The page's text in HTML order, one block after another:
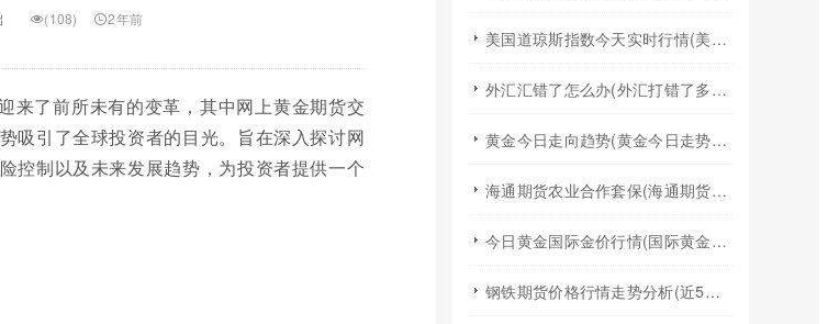
(108) 2年前
来了前所未有的变革，其中网上黄金期货交
吸引了全球投资者的目光。旨在深入探讨网
控制以及未来发展趋势，为投资者提供一个
美国道琼斯指数今天实时行情(美国道琼斯指数期货指数实时行情)
外汇汇错了怎么办(外汇打错了多久退回来)
黄金今日走向趋势(黄金今日走势分析建议)
海通期货农业合作套保(海通期货2024年棉花年报)
今日黄金国际金价行情(国际黄金实时行情今日国际金价)
钢铁期货价格行情走势分析(近5年钢铁期货行情走势图)